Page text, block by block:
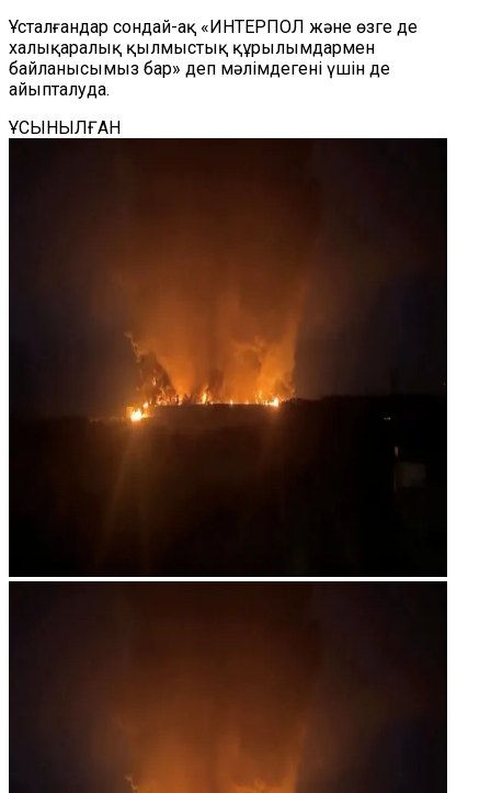
Ұсталғандар сондай-ақ «ИНТЕРПОЛ және өзге де
халықаралық қылмыстық құрылымдармен
байланысымыз бар» деп мәлімдегені үшін де
айыпталуда.
ҰСЫНЫЛҒАН